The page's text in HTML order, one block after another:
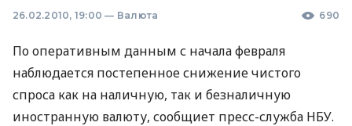
26.02.2010, 19:00 — Валюта 690
По оперативным данным с начала февраля
наблюдается постепенное снижение чистого
спроса как на наличную, так и безналичную
иностранную валюту, сообщиет пресс-служба НБУ.